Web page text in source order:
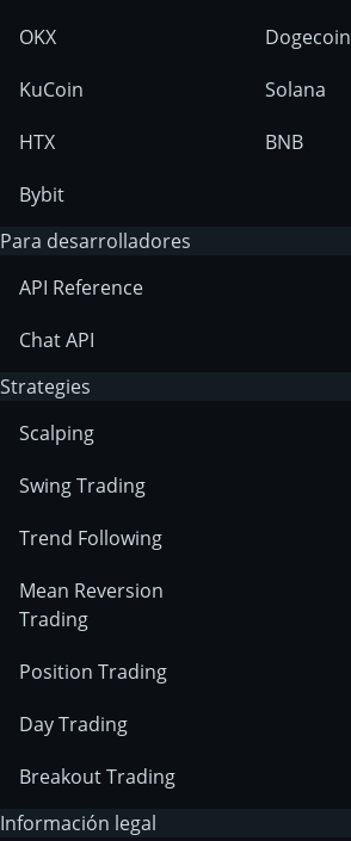
OKX
KuCoin
HTX
Bybit
Dogecoin
Solana
BNB
Para desarrolladores
API Reference
Chat API
Strategies
Scalping
Swing Trading
Trend Following
Mean Reversion
Trading
Position Trading
Day Trading
Breakout Trading
Información legal